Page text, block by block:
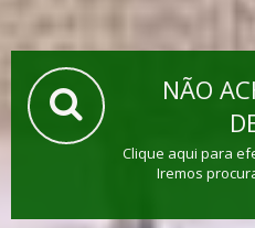
NÃO
Clique aqui para
Iremos